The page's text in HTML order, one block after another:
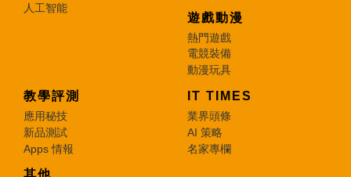
人工智能
遊戲動漫
熱門遊戲
電競裝備
動漫玩具
教學評測
應用秘技
新品測試
Apps 情報
IT TIMES
業界頭條
AI 策略
名家專欄